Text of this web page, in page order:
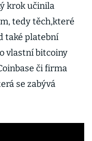
krok učinila
tedy těch,které
také platební
vlastní bitcoiny
či firma
se zabývá